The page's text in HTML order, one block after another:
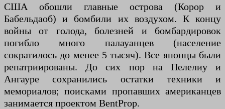
США обошли главные острова (Корор и
Бабельдаоб) и бомбили их воздухом. К концу
войны от голода, болезней и бомбардировок
погибло много палауанцев (население
сократилось до менее 5 тысяч). Все японцы были
репатриированы. До сих пор на Пелелиу и
Ангауре сохранились остатки техники и
мемориалов; поисками пропавших американцев
занимается проектом BentProp.